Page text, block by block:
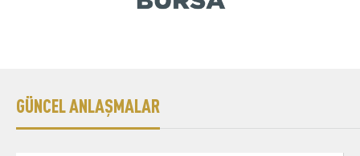
GÜNCEL ANLAŞMALAR